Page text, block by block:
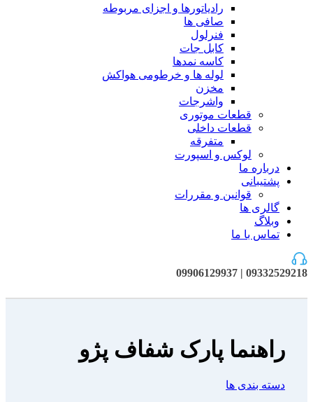
رادیاتورها و اجزای مربوطه
صافی ها
فنرلول
کابل جات
کاسه نمدها
لوله ها و خرطومی هواکش
مخزن
واشرجات
قطعات موتوری
قطعات داخلی
متفرقه
لوکس و اسپورت
درباره ما
پشتیبانی
قوانین و مقررات
گالری ها
وبلاگ
تماس با ما
09332529218 | 09906129937
راهنما پارک شفاف پژو
دسته بندی ها